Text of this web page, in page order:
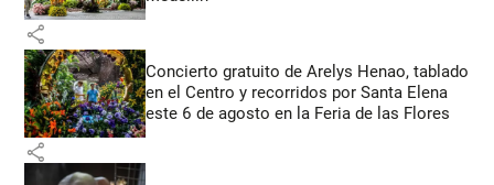
share
Concierto gratuito de Arelys Henao, tablado
en el Centro y recorridos por Santa Elena
este 6 de agosto en la Feria de las Flores
share